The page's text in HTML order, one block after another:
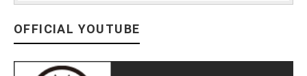
OFFICIAL YOUTUBE